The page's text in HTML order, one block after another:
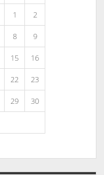
1 2
8 9
15 16
22 23
29 30